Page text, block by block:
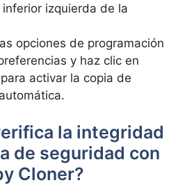
izquierda de la
opciones de programación
y⁢ haz clic⁢ en
activar la ⁤copia de
la‌ integridad
de seguridad con
Cloner?